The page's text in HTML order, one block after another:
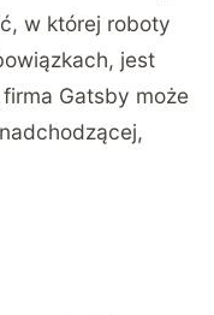
w której roboty
jest
Gatsby może